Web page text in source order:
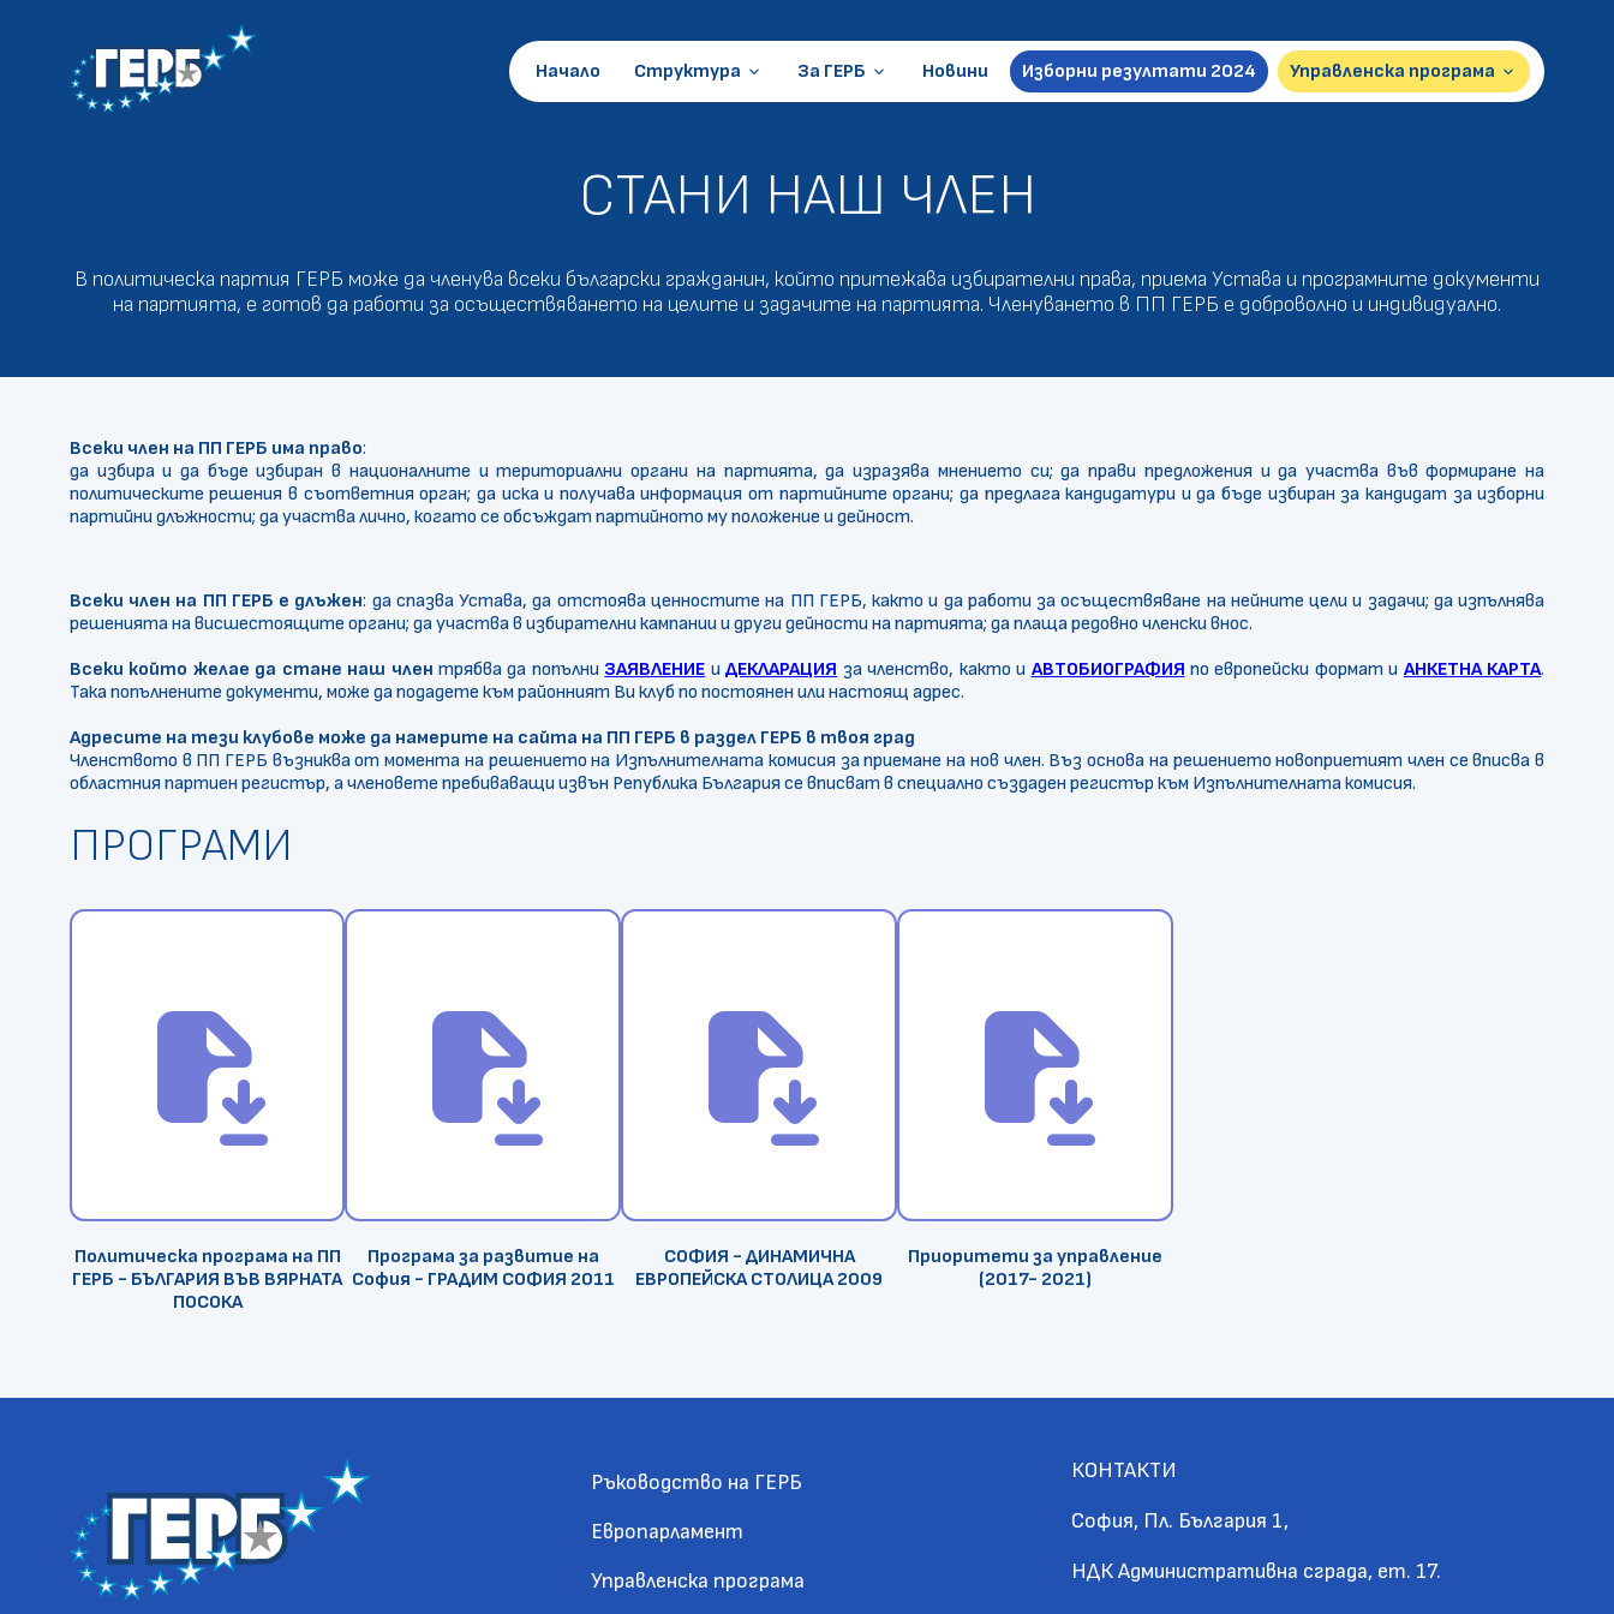
Начало Структура keyboard_arrow_down
Местни избори
Организации
За ГЕРБ keyboard_arrow_down
Становища и позиции
Новини Изборни резултати 2024 Управленска програма keyboard_arrow_down
СТАНИ НАШ ЧЛЕН
В политическа партия ГЕРБ може да членува всеки български гражданин, който притежава избирателни права, приема Устава и програмните документи
на партията, е готов да работи за осъществяването на целите и задачите на партията. Членуването в ПП ГЕРБ е доброволно и индивидуално.
Всеки член на ПП ГЕРБ има право:
да избира и да бъде избиран в националните и териториални органи на партията, да изразява мнението си;да прави предложения и да участва във формиране на
политическите решения в съответния орган; да иска и получава информация от партийните органи; да предлага кандидатури и да бъде избиран за кандидат за изборни
партийни длъжности; да участва лично, когато се обсъждат партийното му положение и дейност.
Всеки член на ПП ГЕРБ е длъжен: да спазва Устава, да отстоява ценностите на ПП ГЕРБ, както и да работи за осъществяване на нейните цели и задачи; да изпълнява
решенията на висшестоящите органи; да участва в избирателни кампании и други дейности на партията; да плаща редовно членски внос.
Всеки който желае да стане наш член трябва да попълни ЗАЯВЛЕНИЕ иДЕКЛАРАЦИЯ за членство, както и АВТОБИОГРАФИЯ по европейски формат и АНКЕТНА КАРТА.
Така попълнените документи, може да подадете към районният Ви клуб по постоянен или настоящ адрес.
Адресите на тези клубове може да намерите на сайта на ПП ГЕРБ в раздел ГЕРБ в твоя град
Членството в ПП ГЕРБ възниква от момента на решението на Изпълнителната комисия за приемане на нов член. Въз основа на решението новоприетият член се вписва в
областния партиен регистър, а членовете пребиваващи извън Република България се вписват в специално създаден регистър към Изпълнителната комисия.
ПРОГРАМИ
file_save
Политическа програма на ПП
ГЕРБ - БЪЛГАРИЯ ВЪВ ВЯРНАТА
ПОСОКА
file_save
Програма за развитие на
София - ГРАДИМ СОФИЯ 2011
file_save
СОФИЯ - ДИНАМИЧНА
ЕВРОПЕЙСКА СТОЛИЦА 2009
file_save
Приоритети за управление
(2017- 2021)
Ръководство на ГЕРБ
Европарламент
Управленска програма
КОНТАКТИ
София, Пл. България 1,
НДК Административна сграда, ет. 17.